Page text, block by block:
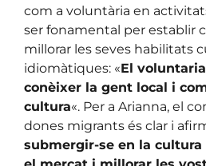
com a voluntària en
ser fonamental per establir
millorar les seves habilitats
idiomàtiques: «El
conèixer la gent local i
cultura«. Per a Arianna, el
dones migrants és clar i
submergir-se en la